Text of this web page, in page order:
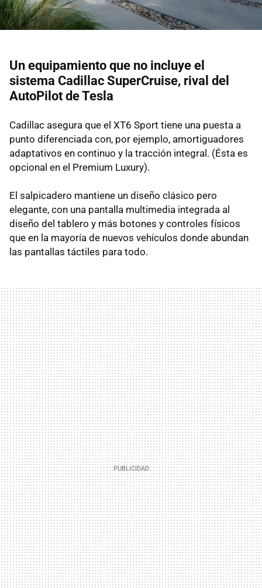
Un equipamiento que no incluye el
sistema Cadillac SuperCruise, rival del
AutoPilot de Tesla
Cadillac asegura que el XT6 Sport tiene una puesta a
punto diferenciada con, por ejemplo, amortiguadores
adaptativos en continuo y la tracción integral. (Ésta es
opcional en el Premium Luxury).
El salpicadero mantiene un diseño clásico pero
elegante, con una pantalla multimedia integrada al
diseño del tablero y más botones y controles físicos
que en la mayoría de nuevos vehículos donde abundan
las pantallas táctiles para todo.